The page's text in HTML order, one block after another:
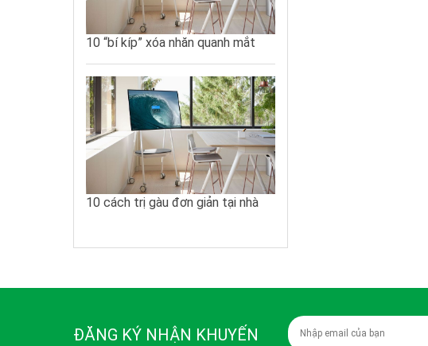
10 “bí kíp” xóa nhăn quanh mắt
10 cách trị gàu đơn giản tại nhà
ĐĂNG KÝ NHẬN KHUYẾN